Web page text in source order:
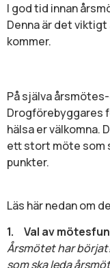
I god tid innan
Denna är det viktigt
kommer.
På själva
Drogförebyggares
hälsa er välkomna.
ett stort möte som
punkter.
Läs här nedan om
1.
Val av
Årsmötet har
som ska leda